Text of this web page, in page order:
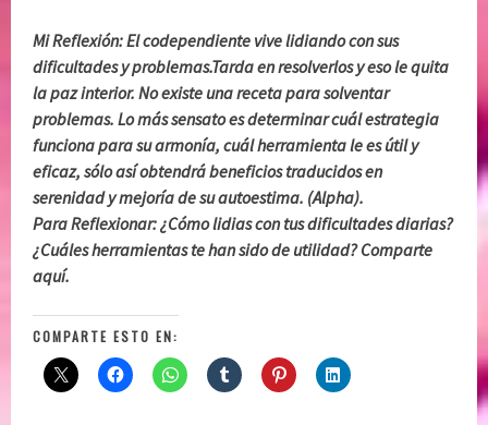
Mi Reflexión: El codependiente vive lidiando con sus
dificultades y problemas.Tarda en resolverlos y eso le quita
la paz interior. No existe una receta para solventar
problemas. Lo más sensato es determinar cuál estrategia
funciona para su armonía, cuál herramienta le es útil y
eficaz, sólo así obtendrá beneficios traducidos en
serenidad y mejoría de su autoestima. (Alpha).
Para Reflexionar: ¿Cómo lidias con tus dificultades diarias?
¿Cuáles herramientas te han sido de utilidad? Comparte
aquí.
COMPARTE ESTO EN: